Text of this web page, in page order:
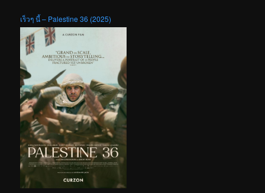
เร็วๆ นี้ – Palestine 36 (2025)